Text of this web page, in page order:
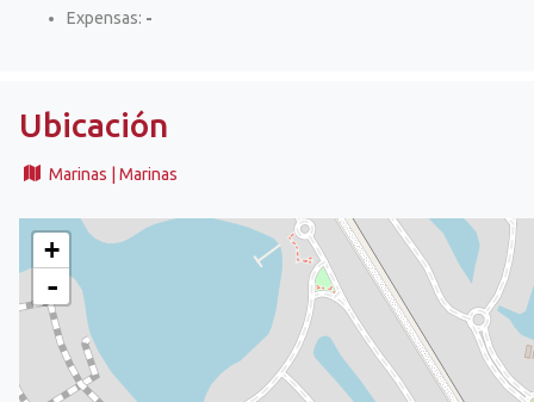
Expensas: -
Ubicación
Marinas | Marinas
+
-